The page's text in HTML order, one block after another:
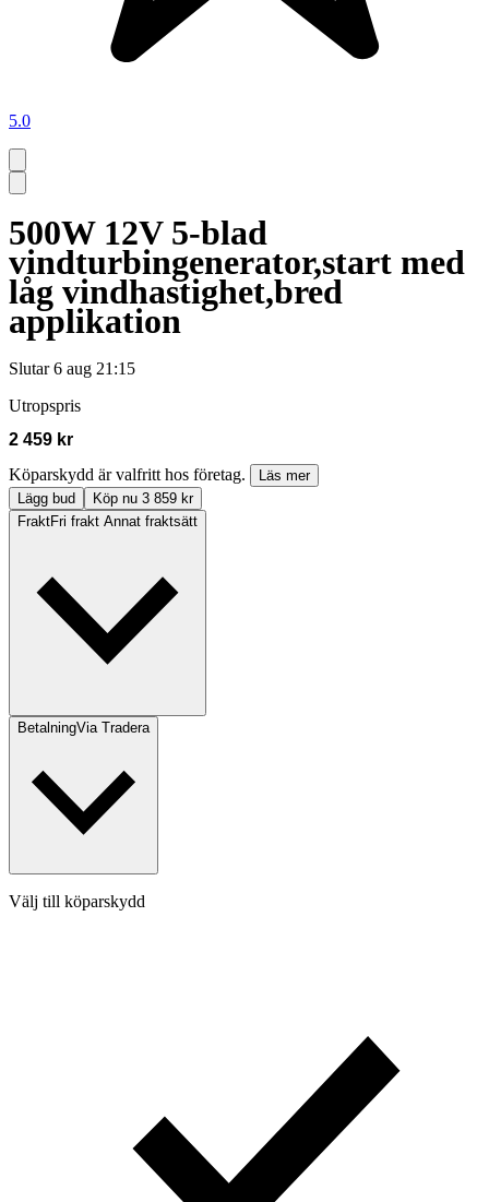
5.0
500W 12V 5-blad
vindturbingenerator,start med
låg vindhastighet,bred
applikation
Slutar 6 aug 21:15
Utropspris
2 459 kr
Köparskydd är valfritt hos företag.
Läs mer
Lägg bud
Köp nu 3 859 kr
FraktFri frakt Annat fraktsätt
BetalningVia Tradera
Välj till köparskydd